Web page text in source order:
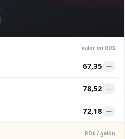
Valor en RD$
67,35 —
78,52 —
72,18 —
RD$ / galón